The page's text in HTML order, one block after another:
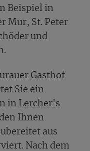
Beispiel in
Mur, St. Peter
und
Gasthof
Sie ein
in
Lercher's
Ihnen
aus
Nach dem